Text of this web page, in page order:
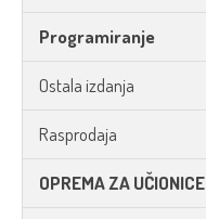
Programiranje
Ostala izdanja
Rasprodaja
OPREMA ZA UČIONICE